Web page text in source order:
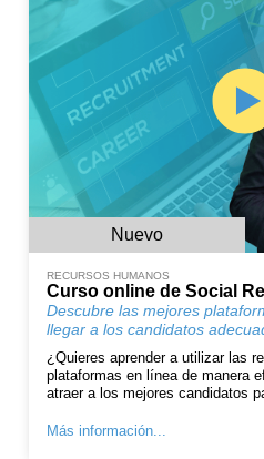
Nuevo
RECURSOS HUMANOS
Curso online de Social
Descubre las mejores
llegar a los candidatos
¿Quieres aprender a utilizar las
plataformas en línea de manera
atraer a los mejores candidatos
Más información...